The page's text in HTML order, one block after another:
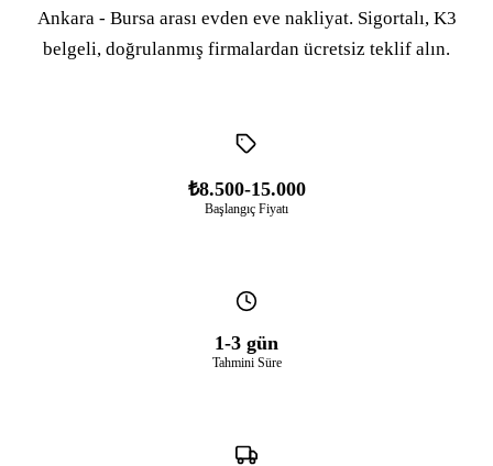
Ankara - Bursa arası evden eve nakliyat. Sigortalı, K3
belgeli, doğrulanmış firmalardan ücretsiz teklif alın.
₺8.500-15.000
Başlangıç Fiyatı
1-3 gün
Tahmini Süre